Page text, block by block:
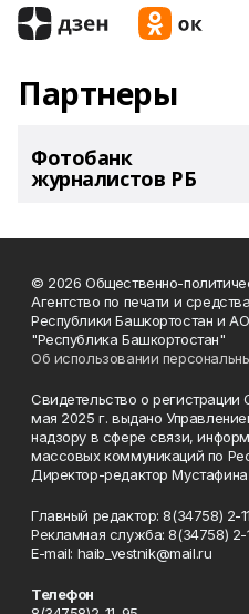
Партнеры
Фотобанк
журналистов РБ
© 2026 Общественно-
Агентство по печати и
Республики Башкортостан и
"Республика Башкортостан"
Об использовании
Свидетельство о
мая 2025 г. выдано
надзору в сфере связи,
массовых коммуникаций по
Директор-редактор
Главный редактор: 8(34758) 2-
Рекламная служба: 8(34758) 2-
Е-mаil: haib_vestnik@mail.ru
Телефон